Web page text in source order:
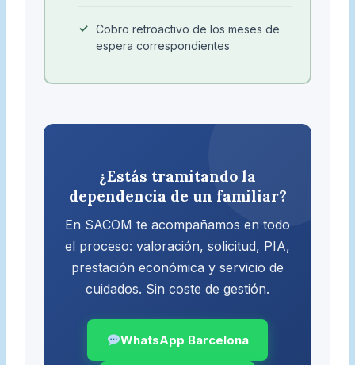
Cobro retroactivo de los meses de
espera correspondientes
¿Estás tramitando la
dependencia de un familiar?
En SACOM te acompañamos en todo
el proceso: valoración, solicitud, PIA,
prestación económica y servicio de
cuidados. Sin coste de gestión.
WhatsApp Barcelona